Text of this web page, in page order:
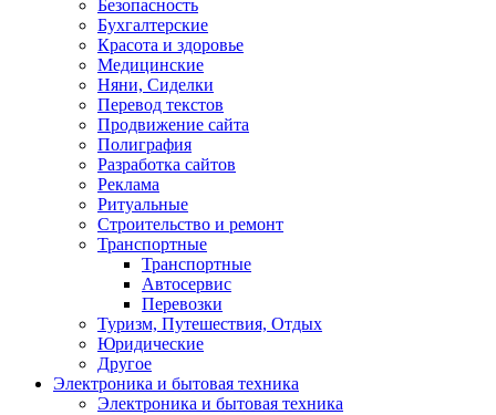
Безопасность
Бухгалтерские
Красота и здоровье
Медицинские
Няни, Сиделки
Перевод текстов
Продвижение сайта
Полиграфия
Разработка сайтов
Реклама
Ритуальные
Строительство и ремонт
Транспортные
Транспортные
Автосервис
Перевозки
Туризм, Путешествия, Отдых
Юридические
Другое
Электроника и бытовая техника
Электроника и бытовая техника